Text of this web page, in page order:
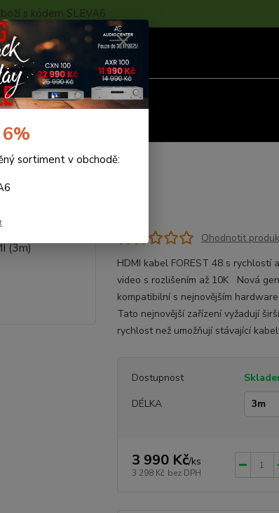
s kódem SLEVA6
ZBOŽÍ - KALKULACE
(3m)
Ohodnotit
HDMI kabel FOREST 48 s rychlostí
video s rozlišením až 10K Nová
kompatibilní s nejnovějším
Tato nejnovější zařízení vyžadují
rychlost než umožňují stávající
Dostupnost
DÉLKA
3 990 Kč/ks
3 298 Kč bez DPH
sortiment v obchodě: